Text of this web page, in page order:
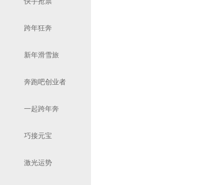
跨年狂奔
新年滑雪旅
奔跑吧创业者
一起跨年奔
巧接元宝
激光运势